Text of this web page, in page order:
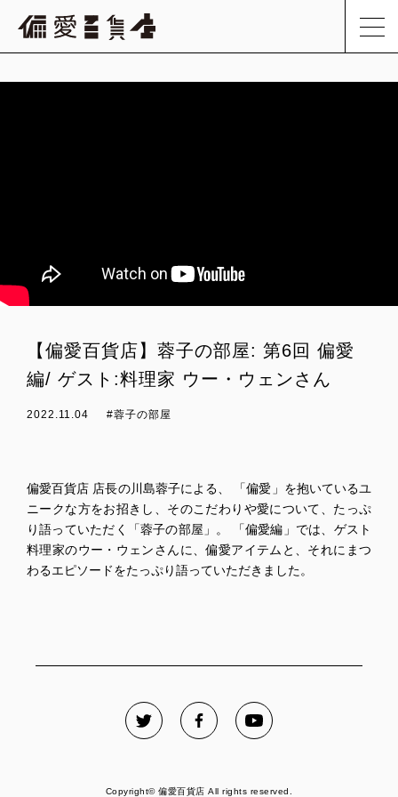
【偏愛百貨店】蓉子の部屋: 第6回 偏愛
編/ ゲスト:料理家 ウー・ウェンさん
2022.11.04 #蓉子の部屋
偏愛百貨店 店長の川島蓉子による、 「偏愛」を抱いているユ
ニークな方をお招きし、そのこだわりや愛について、たっぷ
り語っていただく「蓉子の部屋」。 「偏愛編」では、ゲスト
料理家のウー・ウェンさんに、偏愛アイテムと、それにまつ
わるエピソードをたっぷり語っていただきました。
Copyright© 偏愛百貨店 All rights reserved.